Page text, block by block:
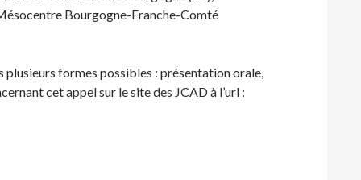
Bourgogne-Franche-Comté
plusieurs formes possibles : présentation orale,
cet appel sur le site des JCAD à l’url :